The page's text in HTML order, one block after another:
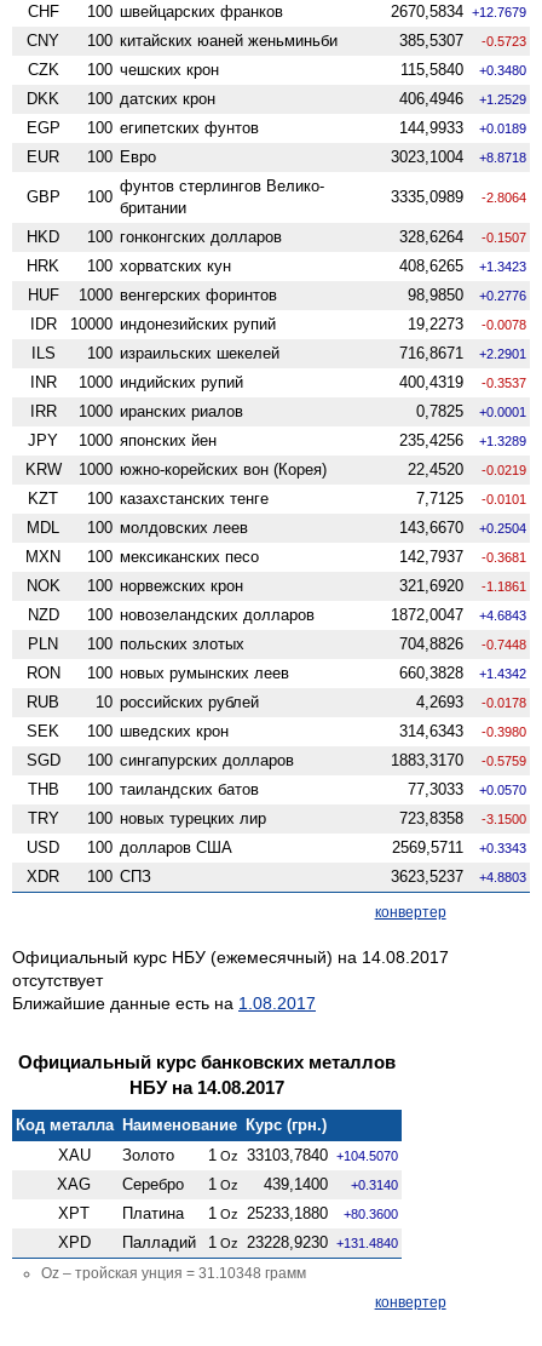
CHF 100 швейцарских франков 2670,5834 +12.7679
CNY 100 китайских юаней женьминьби 385,5307 -0.5723
CZK 100 чешских крон 115,5840 +0.3480
DKK 100 датских крон 406,4946 +1.2529
EGP 100 египетских фунтов 144,9933 +0.0189
EUR 100 Евро 3023,1004 +8.8718
GBP 100
фунтов стерлингов Велико­
британии
3335,0989 -2.8064
HKD 100 гонконгских долларов 328,6264 -0.1507
HRK 100 хорватских кун 408,6265 +1.3423
HUF 1000 венгерских форинтов 98,9850 +0.2776
IDR 10000 индонезийских рупий 19,2273 -0.0078
ILS 100 израильских шекелей 716,8671 +2.2901
INR 1000 индийских рупий 400,4319 -0.3537
IRR 1000 иранских риалов 0,7825 +0.0001
JPY 1000 японских йен 235,4256 +1.3289
KRW 1000 южно-корейских вон (Корея) 22,4520 -0.0219
KZT 100 казахстанских тенге 7,7125 -0.0101
MDL 100 молдовских леев 143,6670 +0.2504
MXN 100 мексиканских песо 142,7937 -0.3681
NOK 100 норвежских крон 321,6920 -1.1861
NZD 100 ново­зеландских долларов 1872,0047 +4.6843
PLN 100 польских злотых 704,8826 -0.7448
RON 100 новых румынских леев 660,3828 +1.4342
RUB 10 российских рублей 4,2693 -0.0178
SEK 100 шведских крон 314,6343 -0.3980
SGD 100 сингапурских долларов 1883,3170 -0.5759
THB 100 таиландских батов 77,3033 +0.0570
TRY 100 новых турецких лир 723,8358 -3.1500
USD 100 долларов США 2569,5711 +0.3343
XDR 100 СПЗ 3623,5237 +4.8803
конвертер
Официальный курс НБУ (ежемесячный) на 14.08.2017
отсутствует
Ближайшие данные есть на 1.08.2017
Официальный курс банковских металлов
НБУ на 14.08.2017
Код металла Наименование Курс (грн.)
XAU
Золото 1 Oz 33103,7840 +104.5070
XAG Серебро 1 Oz 439,1400 +0.3140
XPT Платина 1 Oz 25233,1880 +80.3600
XPD Палладий 1 Oz 23228,9230 +131.4840
Oz – тройская унция = 31.10348 грамм
конвертер